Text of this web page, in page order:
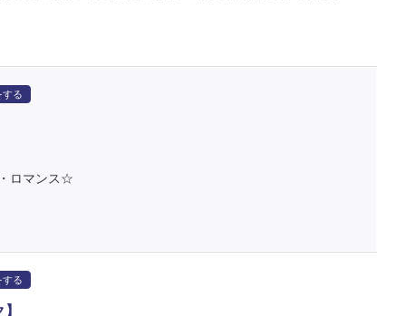
する
ロマンス☆
する